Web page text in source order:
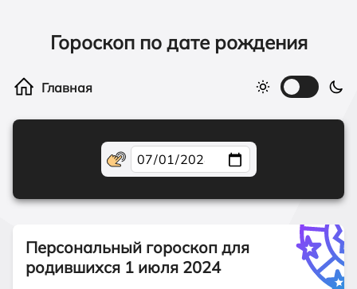
Гороскоп по дате рождения
Персональный гороскоп для
родившихся 1 июля 2024